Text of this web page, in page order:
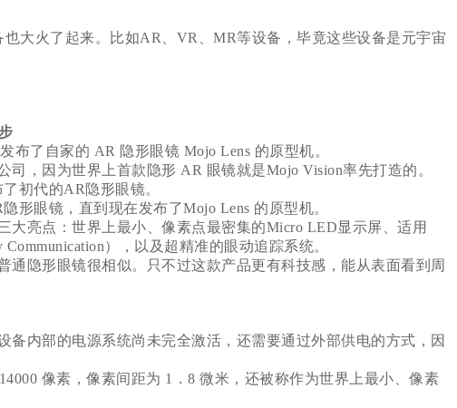
大火了起来。比如AR、VR、MR等设备，毕竟这些设备是元宇宙
了自家的 AR 隐形眼镜 Mojo Lens 的原型机。
，因为世界上首款隐形 AR 眼镜就是Mojo Vision率先打造的。
初代的AR隐形眼镜。
形眼镜，直到现在发布了Mojo Lens 的原型机。
亮点：世界上最小、像素点最密集的Micro LED显示屏、适用
），以及超精准的眼动追踪系统。
隐形眼镜很相似。只不过这款产品更有科技感，能从表面看到周
内部的电源系统尚未完全激活，还需要通过外部供电的方式，因
像素，像素间距为 1．8 微米，还被称作为世界上最小、像素